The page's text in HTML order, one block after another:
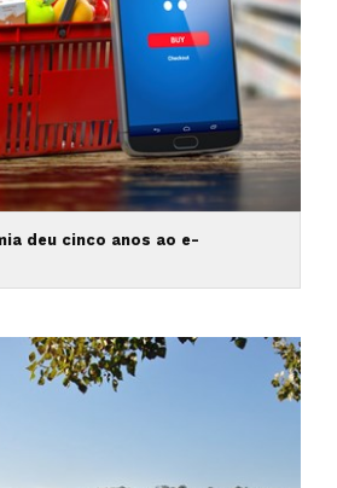
deu cinco anos ao e-